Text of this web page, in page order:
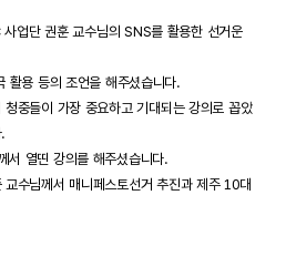
사업단 권훈 교수님의SNS를 활용한 선거운
활용 등의 조언을 해주셨습니다.
청중들이 가장 중요하고 기대되는 강의로 꼽았
.
서 열띤 강의를 해주셨습니다.
수님께서 매니페스토선거 추진과 제주10대